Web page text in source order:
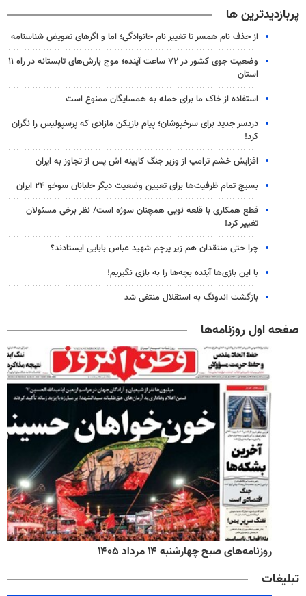
پربازدیدترین ها
از حذف نام همسر تا تغییر نام خانوادگی؛ اما و اگرهای تعویض شناسنامه
وضعیت جوی کشور در ۷۲ ساعت آینده؛ موج بارش‌های تابستانه در راه ۱۱
استان
استفاده از خاک ما برای حمله به همسایگان ممنوع است
دردسر جدید برای سرخپوشان؛ پیام بازیکن مازادی که پرسپولیس را نگران
کرد!
افزایش خشم ترامپ از وزیر جنگ کابینه اش پس از تجاوز به ایران
بسیج تمام ظرفیت‌ها برای تعیین وضعیت دیگر خلبانان سوخو ۲۴ ایران
قطع همکاری با قلعه نویی همچنان سوژه است/ نظر برخی مسئولان
تغییر کرد!
چرا حتی منتقدان هم زیر پرچم شهید عباس بابایی ایستادند؟
با این بازی‌ها آینده بچه‌ها را به بازی نگیریم!
بازگشت اندونگ به استقلال منتفی شد
صفحه اول روزنامه‌ها
روزنامه‌های صبح چهارشنبه ۱۴ مرداد ۱۴۰۵
تبلیغات